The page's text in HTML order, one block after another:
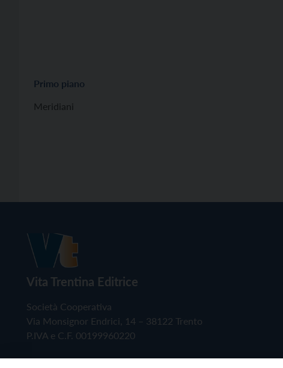
Primo piano
Meridiani
Vita Trentina Editrice
Società Cooperativa
Via Monsignor Endrici, 14 – 38122 Trento
P.IVA e C.F. 00199960220